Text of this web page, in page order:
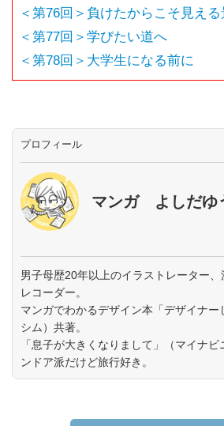
＜第76回＞負けたからこそ見え
＜第77回＞学びたい道へ
＜第78回＞大学生になる前に
プロフィール
マンガ よしだゆ
男子母歴20年以上のイラストレーター
レコーダー。
マンガでわかるデザイン本「デザイナー
シム）共著。
「息子が大きくなりまして」（マイナ
ンドア派だけど旅行好き。